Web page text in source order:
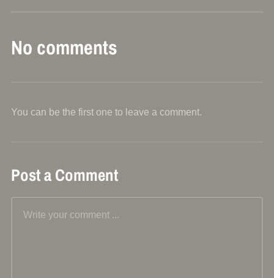
No comments
You can be the first one to leave a comment.
Post a Comment